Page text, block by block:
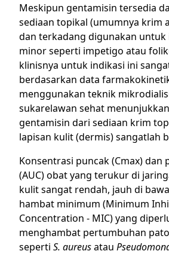
Meskipun gentamisin tersedia
sediaan topikal (umumnya krim
dan terkadang digunakan
minor seperti impetigo atau
klinisnya untuk indikasi ini
berdasarkan data
menggunakan teknik
sukarelawan sehat
gentamisin dari sediaan krim
lapisan kulit (dermis) sangatlah
Konsentrasi puncak (Cmax) dan
(AUC) obat yang terukur di
kulit sangat rendah, jauh di
hambat minimum (Minimum
Concentration - MIC) yang
menghambat pertumbuhan
seperti S. aureusatau